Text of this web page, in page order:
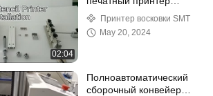
02:04
3040 SMT Шелковый
принтер Ручная линия
производства SMT
Принтер восковки SMT
May 20, 2024
Полноавтоматический
сборочный конвейер